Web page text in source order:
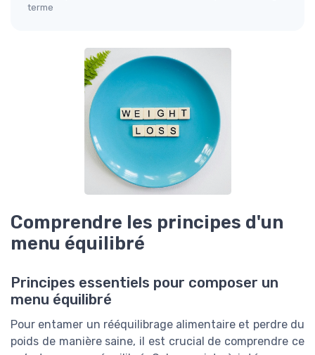
terme
Comprendre les principes d'un
menu équilibré
Principes essentiels pour composer un
menu équilibré
Pour entamer un rééquilibrage alimentaire et perdre du
poids de manière saine, il est crucial de comprendre ce